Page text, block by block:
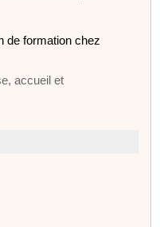
de formation chez
accueil et